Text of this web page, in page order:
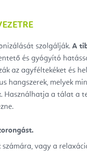
szolgálják. A
és gyógyító
az agyféltekéket és
hangszerek, melyek
Használhatja a tálat a
vagy a